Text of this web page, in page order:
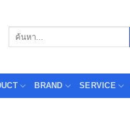
Search
BRAND SERVICE